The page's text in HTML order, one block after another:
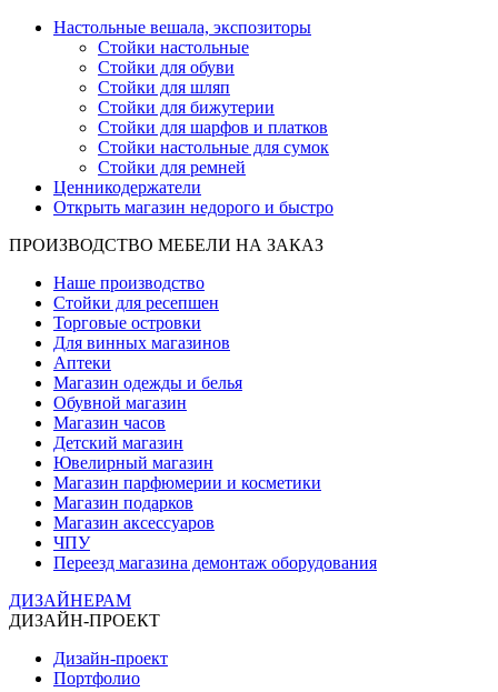
Настольные вешала, экспозиторы
Стойки настольные
Стойки для обуви
Стойки для шляп
Стойки для бижутерии
Стойки для шарфов и платков
Стойки настольные для сумок
Стойки для ремней
Ценникодержатели
Открыть магазин недорого и быстро
ПРОИЗВОДСТВО МЕБЕЛИ НА ЗАКАЗ
Наше производство
Стойки для ресепшен
Торговые островки
Для винных магазинов
Аптеки
Магазин одежды и белья
Обувной магазин
Магазин часов
Детский магазин
Ювелирный магазин
Магазин парфюмерии и косметики
Магазин подарков
Магазин аксессуаров
ЧПУ
Переезд магазина демонтаж оборудования
ДИЗАЙНЕРАМ
ДИЗАЙН-ПРОЕКТ
Дизайн-проект
Портфолио